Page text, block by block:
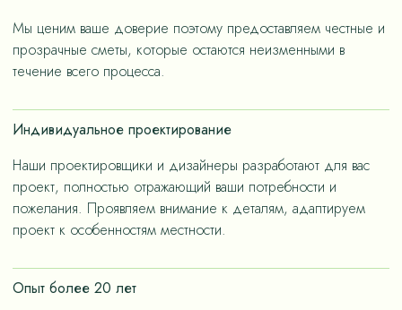
Мы ценим ваше доверие поэтому предоставляем честные и
прозрачные сметы, которые остаются неизменными в
течение всего процесса.
Индивидуальное проектирование
Наши проектировщики и дизайнеры разработают для вас
проект, полностью отражающий ваши потребности и
пожелания. Проявляем внимание к деталям, адаптируем
проект к особенностям местности.
Опыт более 20 лет